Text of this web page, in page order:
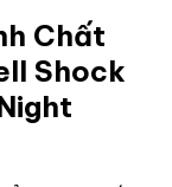
Chất
Shock